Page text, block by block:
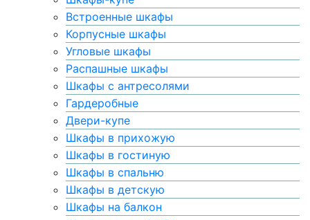
Встроенные шкафы
Корпусные шкафы
Угловые шкафы
Распашные шкафы
Шкафы с антресолями
Гардеробные
Двери-купе
Шкафы в прихожую
Шкафы в гостиную
Шкафы в спальню
Шкафы в детскую
Шкафы на балкон